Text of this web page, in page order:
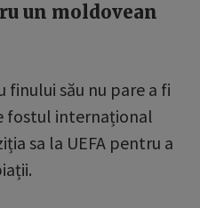
un moldovean
finului său nu pare a fi
fostul internațional
sa la UEFA pentru a